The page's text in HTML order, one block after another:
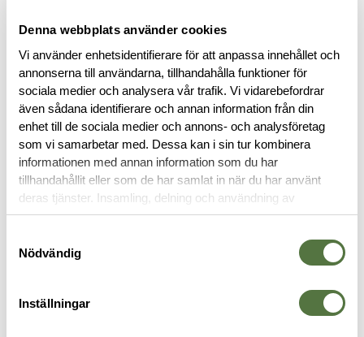
Denna webbplats använder cookies
Vi använder enhetsidentifierare för att anpassa innehållet och
annonserna till användarna, tillhandahålla funktioner för
sociala medier och analysera vår trafik. Vi vidarebefordrar
även sådana identifierare och annan information från din
enhet till de sociala medier och annons- och analysföretag
som vi samarbetar med. Dessa kan i sin tur kombinera
informationen med annan information som du har
tillhandahållit eller som de har samlat in när du har använt
deras tjänster. Insamling, delning och användning av
personuppgifter kan användas för personalisering av
Nödvändig
Inställningar
BESKRIVNING
RECENSIONER
OM VARUMÄRKET
PACKFICKOR